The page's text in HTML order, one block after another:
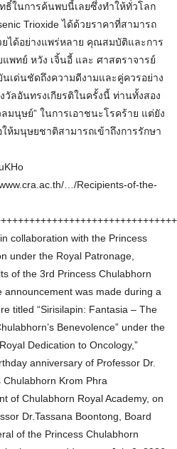
ในการค้นพบนี้เลยซึ่งทำให้ทั่วโลก
Trioxide ได้ด้วยราคาที่สามารถ
ได้อย่างแพร่หลาย คุณสมบัติและการ
พทย์ หวัง เจิ้นอี้ และ ศาสตราจารย์
เด่นชัดถึงความดีงามและคู่ควรอย่าง
ลอันทรงเกียรติในครั้งนี้ ท่านทั้งสอง
มนุษย์” ในการเอาชนะโรคร้าย แต่ยัง
ห้มนุษยชาติสามารถเข้าถึงการรักษา
…/Recipients-of-the-
collaboration with the Princess
under the Royal Patronage,
of the 3rd Princess Chulabhorn
was made during a
titled “Sirisilapin: Fantasia – The
Benevolence” under the
Dedication to Oncology,”
anniversary of Professor Dr.
Krom Phra
of Chulabhorn Royal Academy, on
Dr.Tassana Boontong, Board
of the Princess Chulabhorn